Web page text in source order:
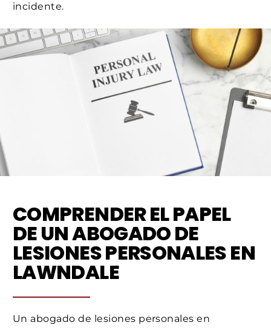
incidente.
COMPRENDER EL PAPEL
DE UN ABOGADO DE
LESIONES PERSONALES EN
LAWNDALE
Un abogado de lesiones personales en